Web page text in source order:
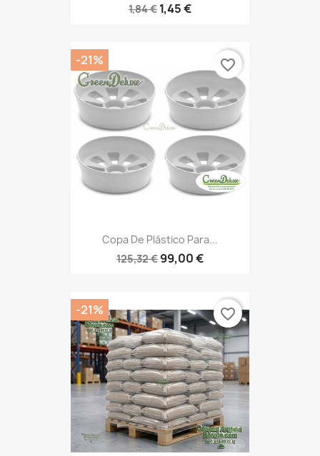
1,84 € 1,45 €
Copa De Plástico Para...
125,32 € 99,00 €
-21% favorite_border
-21% favorite_border